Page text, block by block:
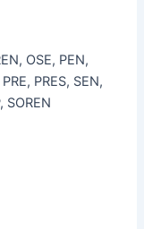
OSE, PEN,
PRES, SEN,
SOREN